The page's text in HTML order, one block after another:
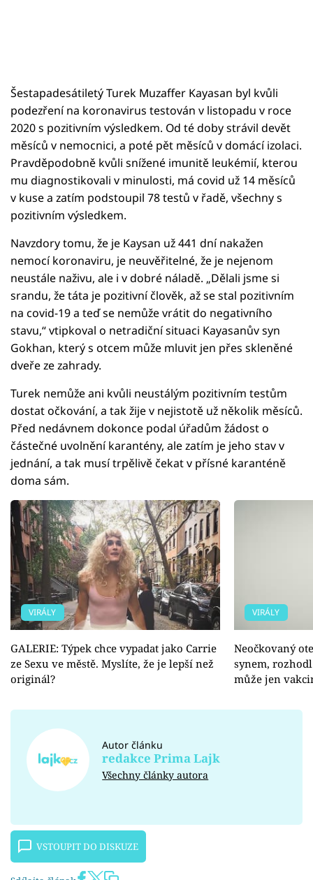
Šestapadesátiletý Turek Muzaffer Kayasan byl kvůli
podezření na koronavirus testován v listopadu v roce
2020 s pozitivním výsledkem. Od té doby strávil devět
měsíců v nemocnici, a poté pět měsíců v domácí izolaci.
Pravděpodobně kvůli snížené imunitě leukémií, kterou
mu diagnostikovali v minulosti, má covid už 14 měsíců
v kuse a zatím podstoupil 78 testů v řadě, všechny s
pozitivním výsledkem.
Navzdory tomu, že je Kaysan už 441 dní nakažen
nemocí koronaviru, je neuvěřitelné, že je nejenom
neustále naživu, ale i v dobré náladě. „Dělali jsme si
srandu, že táta je pozitivní člověk, až se stal pozitivním
na covid-19 a teď se nemůže vrátit do negativního
stavu,“ vtipkoval o netradiční situaci Kayasanův syn
Gokhan, který s otcem může mluvit jen přes skleněné
dveře ze zahrady.
Turek nemůže ani kvůli neustálým pozitivním testům
dostat očkování, a tak žije v nejistotě už několik měsíců.
Před nedávnem dokonce podal úřadům žádost o
částečné uvolnění karantény, ale zatím je jeho stav v
jednání, a tak musí trpělivě čekat v přísné karanténě
doma sám.
VIRÁLY
GALERIE: Týpek chce vypadat jako Carrie
ze Sexu ve městě. Myslíte, že je lepší než
originál?
VIRÁLY
Neočkovaný
synem,
může jen
Autor článku
redakce Prima Lajk
Všechny články autora
VSTOUPIT DO DISKUZE